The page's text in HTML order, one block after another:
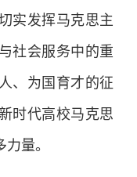
实发挥马克思主
社会服务中的重
、为国育才的征
时代高校马克思
量。